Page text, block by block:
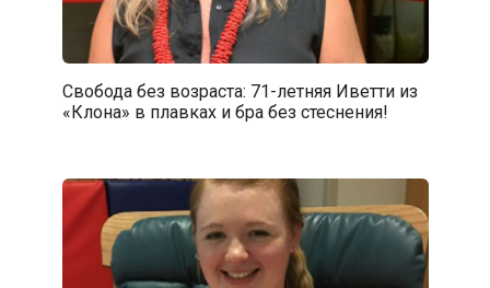
Свобода без возраста: 71-летняя Иветти из
«Клона» в плавках и бра без стеснения!